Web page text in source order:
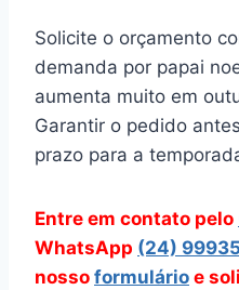
Solicite o orçamento
demanda por papai
aumenta muito em
Garantir o pedido
prazo para a
Entre em contato pelo
WhatsApp (24)
nosso formulário e